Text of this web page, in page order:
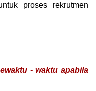
proses rekrutmen
- waktu apabila